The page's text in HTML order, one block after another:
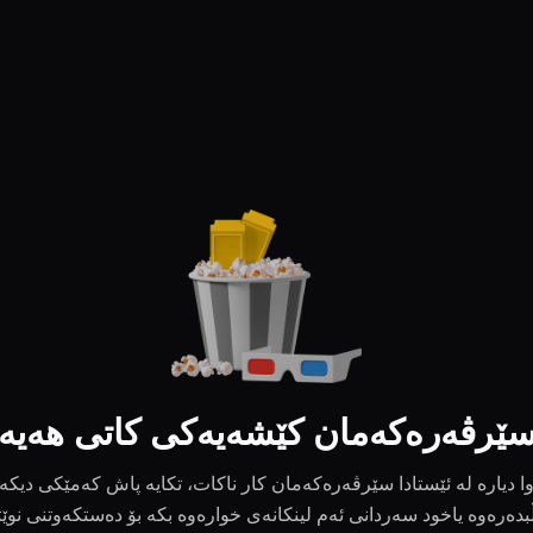
کێشەیەکی کاتی
وا دیارە لە ئێستادا سێرڤەرەکەمان کار ناکات، تکایە پاش کەمێکی دیکە
یاخود سەردانی ئەم لینکانەی خوارەوە بکە بۆ دەستکەوتنی